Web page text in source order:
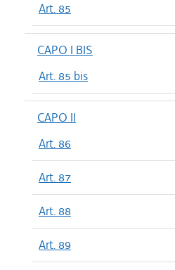
Art. 85
CAPO I BIS
Art. 85 bis
CAPO II
Art. 86
Art. 87
Art. 88
Art. 89